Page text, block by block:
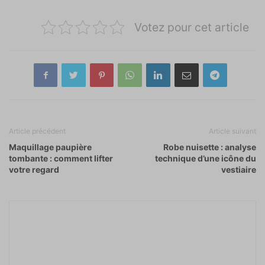
Votez pour cet article
Article précédent
Maquillage paupière
tombante : comment lifter
votre regard
Article suivant
Robe nuisette : analyse
technique d’une icône du
vestiaire